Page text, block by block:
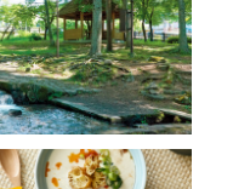
その他施設 ごはん